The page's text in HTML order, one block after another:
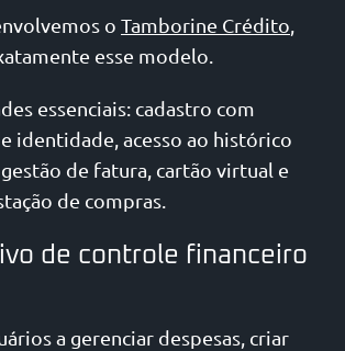
o Tamborine Crédito,
esse modelo.
essenciais: cadastro com
identidade, acesso ao histórico
de fatura, cartão virtual e
de compras.
de controle financeiro
a gerenciar despesas, criar